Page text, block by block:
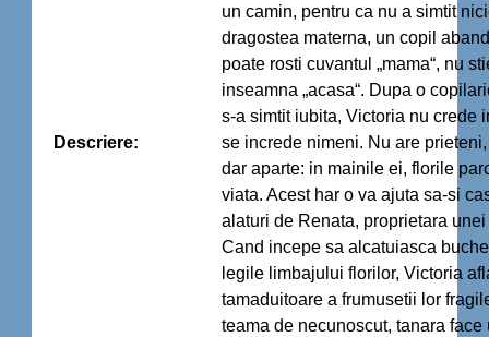
Descriere:
un camin, pentru ca nu a simtit
dragostea materna, un copil
poate rosti cuvantul „mama“, nu
inseamna „acasa“. Dupa o
s-a simtit iubita, Victoria nu crede
se increde nimeni. Nu are
dar aparte: in mainile ei, florile
viata. Acest har o va ajuta sa-si
alaturi de Renata, proprietara
Cand incepe sa alcatuiasca
legile limbajului florilor, Victoria
tamaduitoare a frumusetii lor
teama de necunoscut, tanara face